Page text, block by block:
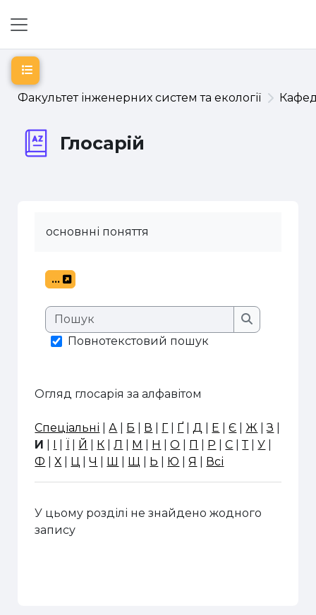
Факультет інженерних систем та екології
Глосарій
Відкритий покажчик курсу
основнні поняття
...
Експорт записів
Пошук
Пошук
Повнотекстовий пошук
Огляд глосарія за алфавітом
Спеціальні |А Б В Г Ґ Д Е |Є Ж |З
И
І Ї Й К Л М Н |О П Р |С |Т |У
Ф |Х Ц |Ч Ш Щ Ь Ю |Я Всі
У цьому розділі не знайдено жодного
запису